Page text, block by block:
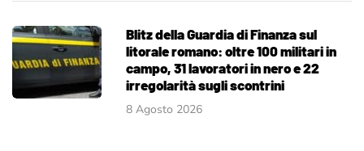
Blitz della Guardia di Finanza sul
litorale romano: oltre 100 militari in
campo, 31 lavoratori in nero e 22
irregolarità sugli scontrini
8 Agosto 2026